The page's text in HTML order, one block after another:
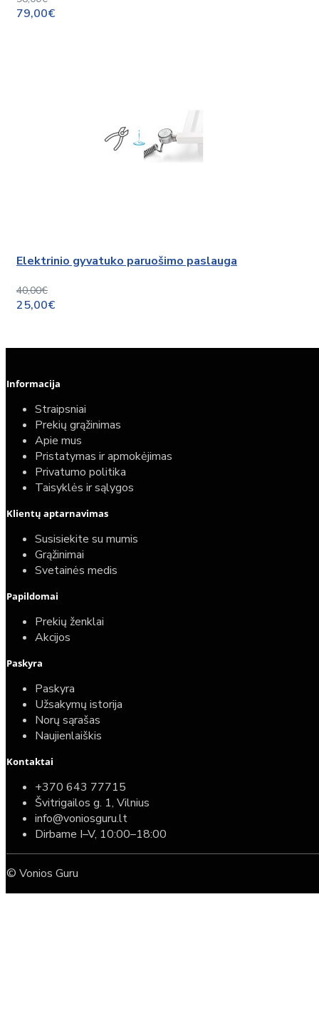
79,00€
Elektrinio gyvatuko paruošimo paslauga
40,00€
25,00€
Komplektas: Tece potinkinis WC rėmas su baltu
lėtaeigiu dangčiu
587,00€
389,00€
Informacija
Straipsniai
Prekių grąžinimas
Apie mus
Pristatymas ir apmokėjimas
Privatumo politika
Taisyklės ir sąlygos
Klientų aptarnavimas
Susisiekite su mumis
Grąžinimai
Svetainės medis
Papildomai
Prekių ženklai
Akcijos
Paskyra
Paskyra
Užsakymų istorija
Norų sąrašas
Naujienlaiškis
Kontaktai
+370 643 77715
Švitrigailos g. 1, Vilnius
info@voniosguru.lt
Dirbame I–V, 10:00–18:00
© Vonios Guru